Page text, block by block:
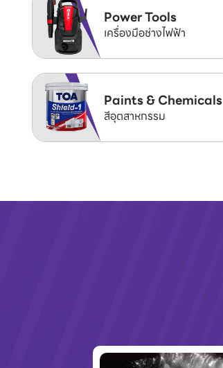
Power Tools
เครื่องมือช่างไฟฟ้า
Paints & Chemicals
สีอุตสาหกรรม